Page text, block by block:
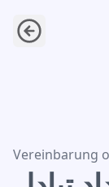
تبادل دانش‌آموزی
Vereinbarung